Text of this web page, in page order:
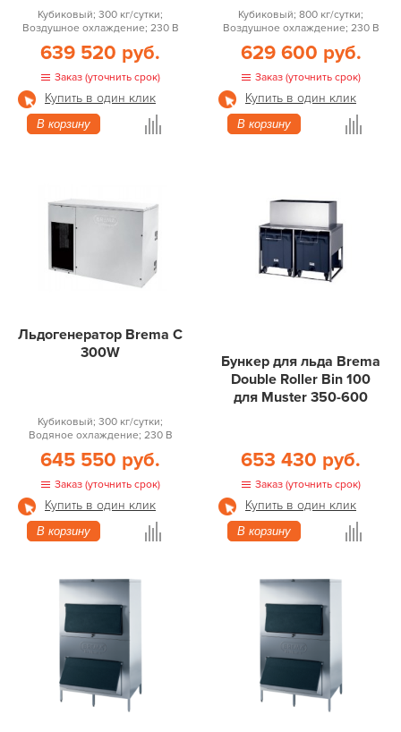
Кубиковый; 300 кг/сутки;
Воздушное охлаждение; 230 В
639 520 руб.
Заказ (уточнить срок)
Купить в один клик
В корзину
Кубиковый; 800 кг/сутки;
Воздушное охлаждение; 230 В
629 600 руб.
Заказ (уточнить срок)
Купить в один клик
В корзину
Льдогенератор Brema C
300W
Кубиковый; 300 кг/сутки;
Водяное охлаждение; 230 В
645 550 руб.
Заказ (уточнить срок)
Купить в один клик
В корзину
Бункер для льда Brema
Double Roller Bin 100
для Muster 350-600
653 430 руб.
Заказ (уточнить срок)
Купить в один клик
В корзину